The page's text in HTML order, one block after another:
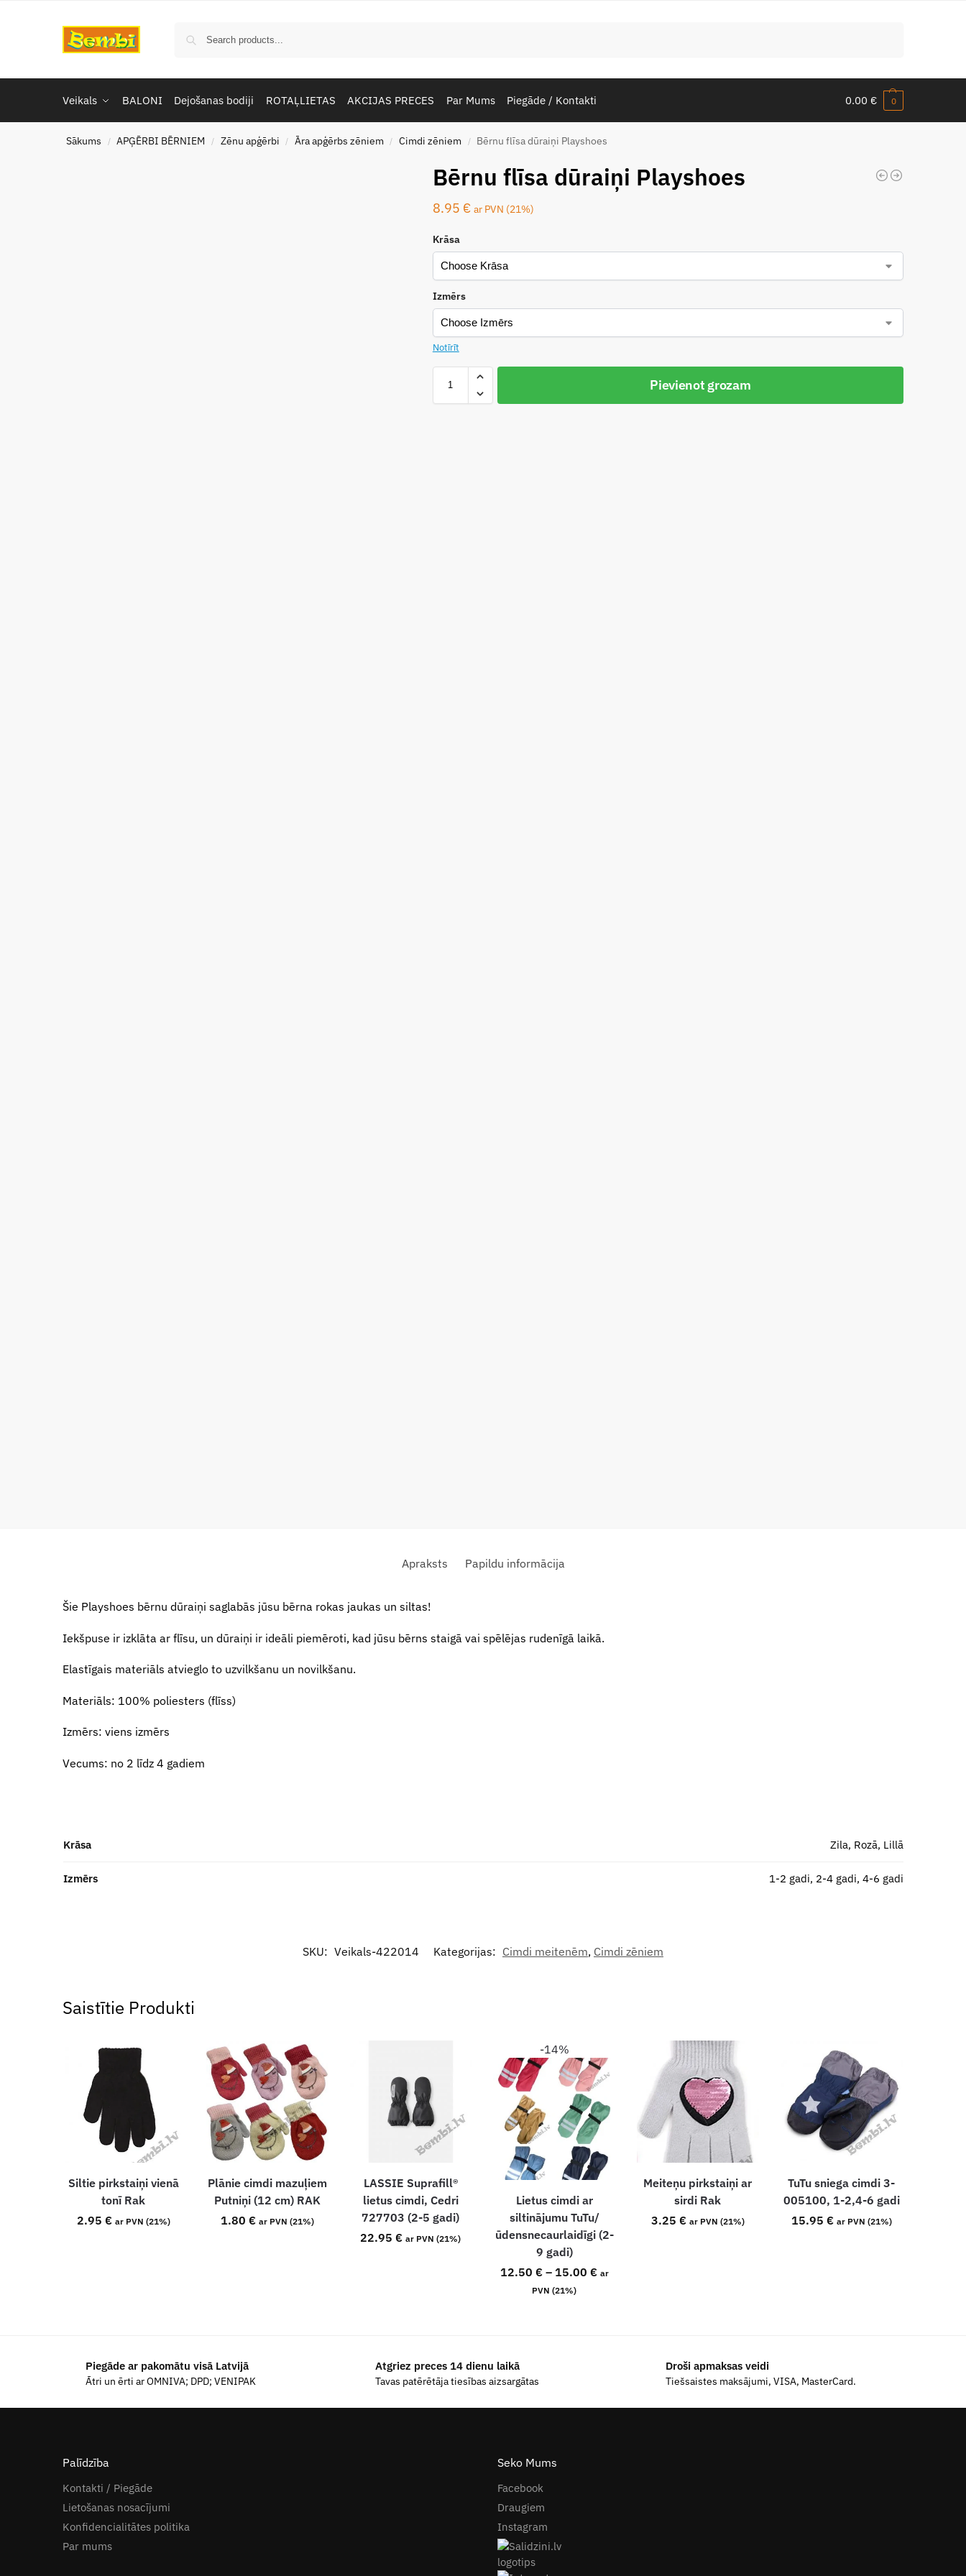
Veikals BALONI Dejošanas bodiji ROTAĻLIETAS AKCIJAS PRECES Par Mums Piegāde / Kontakti 0.00 € 0
Sākums / APĢĒRBI BĒRNIEM / Zēnu apģērbi / Āra apģērbs zēniem / Cimdi zēniem / Bērnu flīsa dūraiņi Playshoes
Bērnu flīsa dūraiņi Playshoes
8.95 € ar PVN (21%)
Krāsa
Izmērs
Notīrīt
Pievienot grozam
Apraksts Papildu informācija
Šie Playshoes bērnu dūraiņi saglabās jūsu bērna rokas jaukas un siltas!
Iekšpuse ir izklāta ar flīsu, un dūraiņi ir ideāli piemēroti, kad jūsu bērns staigā vai spēlējas rudenīgā laikā.
Elastīgais materiāls atvieglo to uzvilkšanu un novilkšanu.
Materiāls: 100% poliesters (flīss)
Izmērs: viens izmērs
Vecums: no 2 līdz 4 gadiem
Krāsa Zila, Rozā, Lillā
Izmērs 1-2 gadi, 2-4 gadi, 4-6 gadi
SKU: Veikals-422014 Kategorijas: Cimdi meitenēm, Cimdi zēniem
Saistītie Produkti
Siltie pirkstaiņi vienā
tonī Rak
2.95 € ar PVN (21%)
Plānie cimdi mazuļiem
Putniņi (12 cm) RAK
1.80 € ar PVN (21%)
LASSIE Suprafill®
lietus cimdi, Cedri
727703 (2-5 gadi)
22.95€ ar PVN (21%)
-14%
Lietus cimdi ar
siltinājumu TuTu/
ūdensnecaurlaidīgi (2-
9 gadi)
12.50 € – 15.00 € ar
PVN (21%)
Meiteņu pirkstaiņi ar
sirdi Rak
3.25 € ar PVN (21%)
TuTu sniega cimdi 3-
005100, 1-2,4-6 gadi
15.95 € ar PVN (21%)
Piegāde ar pakomātu visā Latvijā
Ātri un ērti ar OMNIVA; DPD; VENIPAK
Atgriez preces 14 dienu laikā
Tavas patērētāja tiesības aizsargātas
Droši apmaksas veidi
Tiešsaistes maksājumi, VISA, MasterCard.
Palīdzība
Kontakti / Piegāde
Lietošanas nosacījumi
Konfidencialitātes politika
Par mums
Seko Mums
Facebook
Draugiem
Instagram